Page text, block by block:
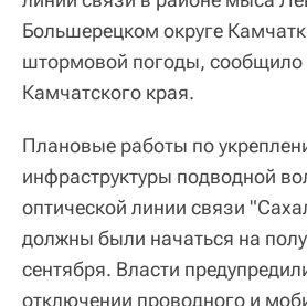
Большерецком округе
штормовой погоды, сообщило
Камчатского края.
Плановые работы по
инфраструктуры подводной
оптической линии связи
должны были начаться на
сентября. Власти
отключении проводного и